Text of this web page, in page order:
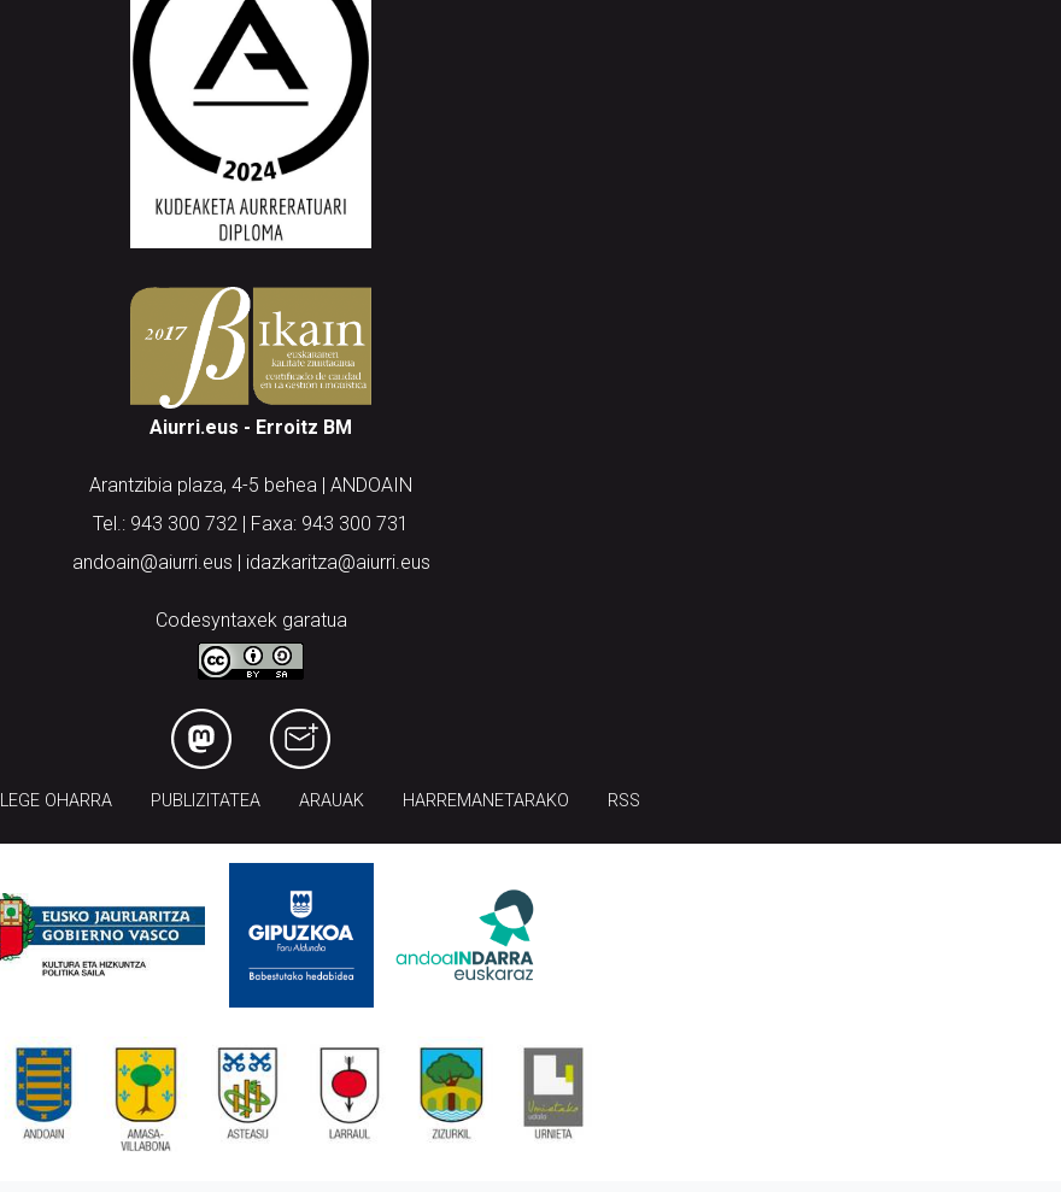
Aiurri.eus - Erroitz BM
Arantzibia plaza, 4-5 behea | ANDOAIN
Tel.: 943 300 732 | Faxa: 943 300 731
andoain@aiurri.eus | idazkaritza@aiurri.eus
Codesyntaxek garatua
LEGE OHARRA PUBLIZITATEA ARAUAK HARREMANETARAKO RSS